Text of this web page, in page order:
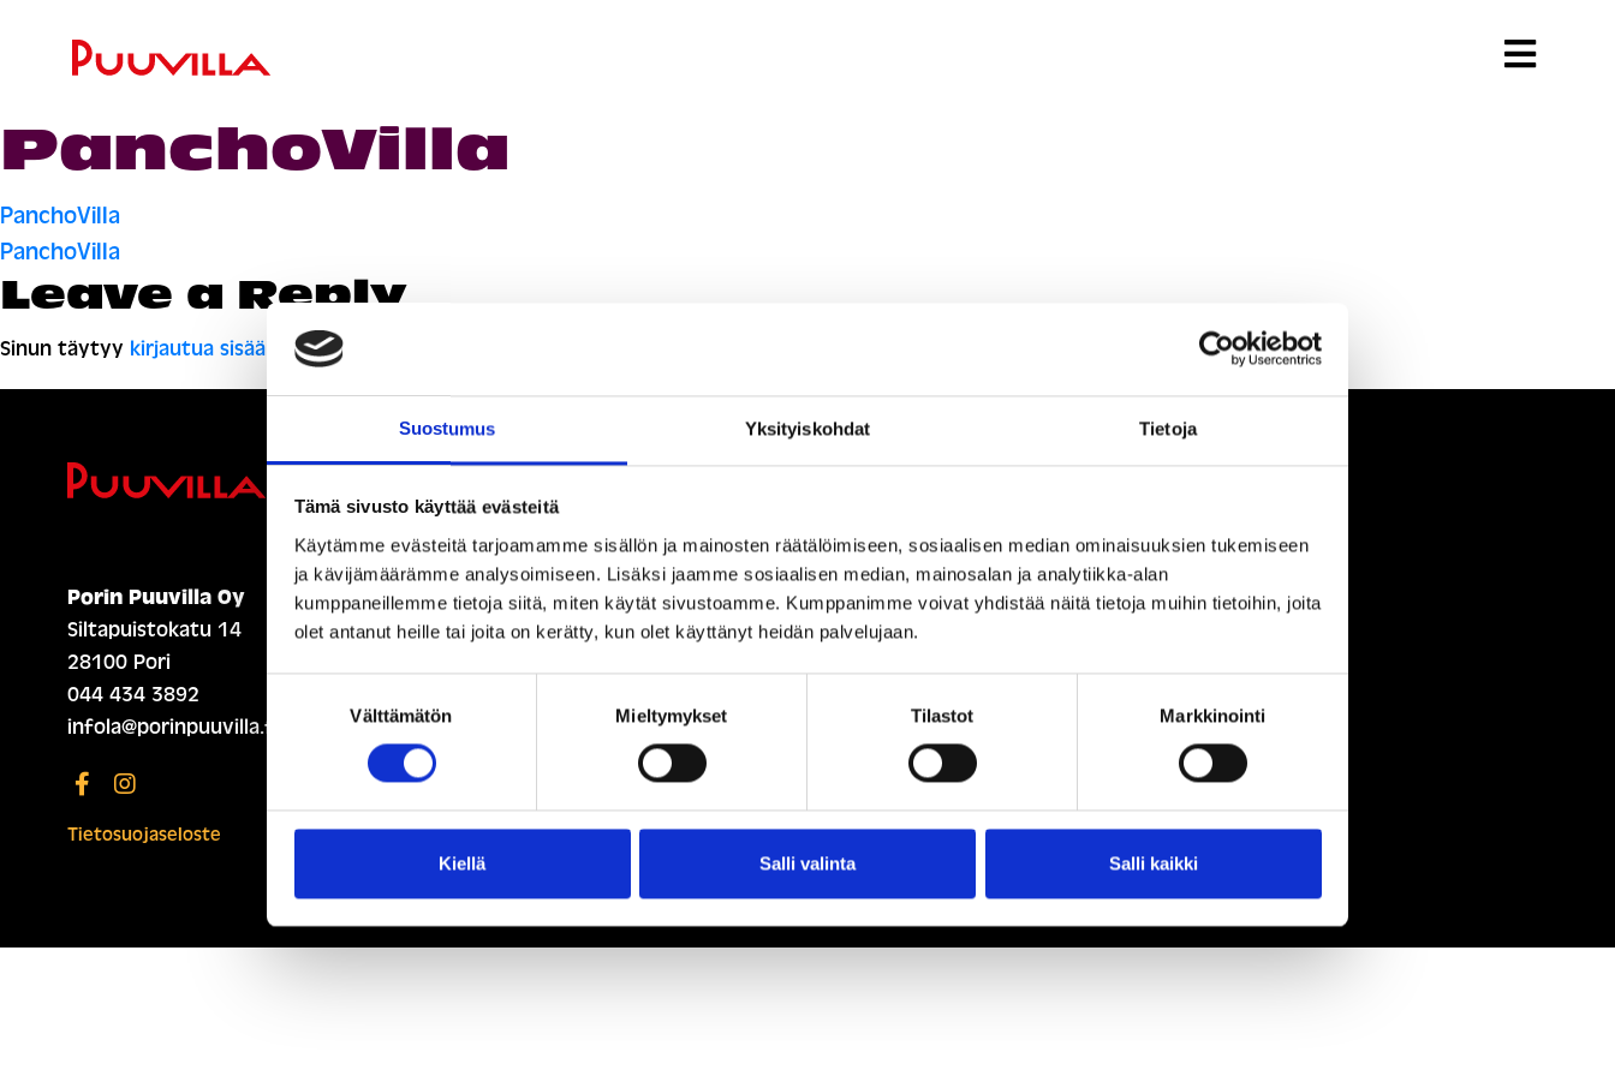
Suostumus Yksityiskohdat Tietoja
Tämä sivusto käyttää evästeitä
Käytämme evästeitä tarjoamamme sisällön ja mainosten räätälöimiseen, sosiaalisen median ominaisuuksien tukemiseen
ja kävijämäärämme analysoimiseen. Lisäksi jaamme sosiaalisen median, mainosalan ja analytiikka-alan
kumppaneillemme tietoja siitä, miten käytät sivustoamme. Kumppanimme voivat yhdistää näitä tietoja muihin tietoihin, joita
olet antanut heille tai joita on kerätty, kun olet käyttänyt heidän palvelujaan.
Välttämätön Mieltymykset Tilastot Markkinointi
Kiellä Salli valinta Salli kaikki
PanchoVilla
Artikkelien
selaus
PanchoVilla
PanchoVilla
Leave a Reply
Sinun täytyy kirjautua sisään kommentoidaksesi.
Porin Puuvilla Oy
Siltapuistokatu 14
28100 Pori
044 434 3892
infola@porinpuuvilla.fi
Tietosuojaseloste
ETUSIVU (ENGLISH)